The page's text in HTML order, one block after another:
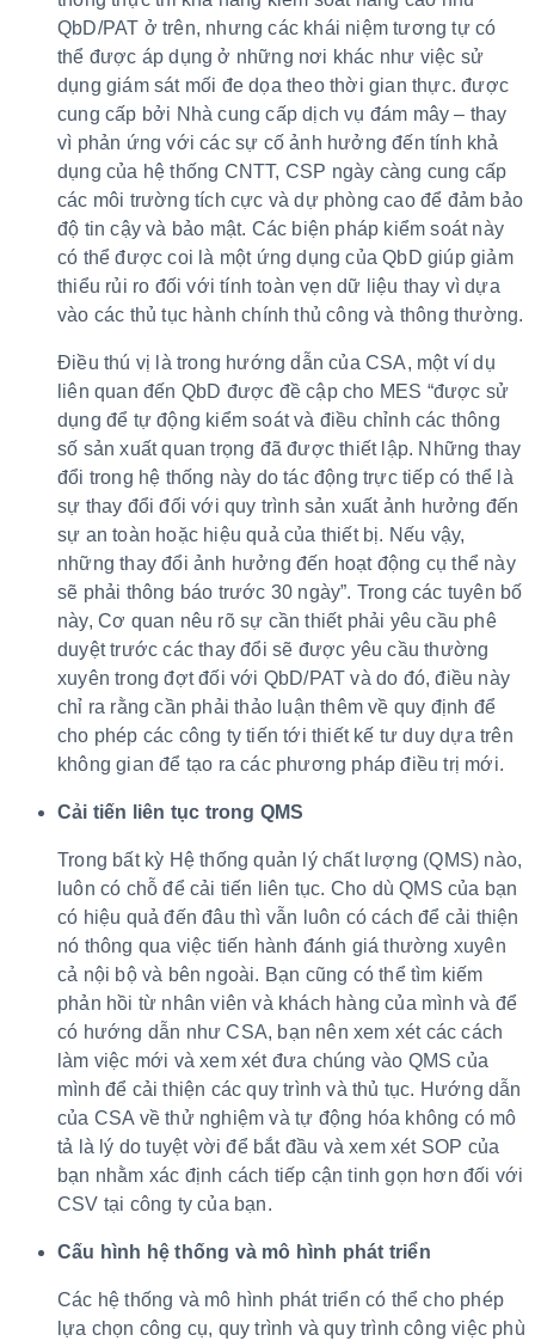
QbD/PAT ở trên, nhưng các khái niệm tương tự có
thể được áp dụng ở những nơi khác như việc sử
dụng giám sát mối đe dọa theo thời gian thực. được
cung cấp bởi Nhà cung cấp dịch vụ đám mây – thay
vì phản ứng với các sự cố ảnh hưởng đến tính khả
dụng của hệ thống CNTT, CSP ngày càng cung cấp
các môi trường tích cực và dự phòng cao để đảm bảo
độ tin cậy và bảo mật. Các biện pháp kiểm soát này
có thể được coi là một ứng dụng của QbD giúp giảm
thiểu rủi ro đối với tính toàn vẹn dữ liệu thay vì dựa
vào các thủ tục hành chính thủ công và thông thường.
Điều thú vị là trong hướng dẫn của CSA, một ví dụ
liên quan đến QbD được đề cập cho MES “được sử
dụng để tự động kiểm soát và điều chỉnh các thông
số sản xuất quan trọng đã được thiết lập. Những thay
đổi trong hệ thống này do tác động trực tiếp có thể là
sự thay đổi đối với quy trình sản xuất ảnh hưởng đến
sự an toàn hoặc hiệu quả của thiết bị. Nếu vậy,
những thay đổi ảnh hưởng đến hoạt động cụ thể này
sẽ phải thông báo trước 30 ngày”. Trong các tuyên bố
này, Cơ quan nêu rõ sự cần thiết phải yêu cầu phê
duyệt trước các thay đổi sẽ được yêu cầu thường
xuyên trong đợt đối với QbD/PAT và do đó, điều này
chỉ ra rằng cần phải thảo luận thêm về quy định để
cho phép các công ty tiến tới thiết kế tư duy dựa trên
không gian để tạo ra các phương pháp điều trị mới.
Cải tiến liên tục trong QMS
Trong bất kỳ Hệ thống quản lý chất lượng (QMS) nào,
luôn có chỗ để cải tiến liên tục. Cho dù QMS của bạn
có hiệu quả đến đâu thì vẫn luôn có cách để cải thiện
nó thông qua việc tiến hành đánh giá thường xuyên
cả nội bộ và bên ngoài. Bạn cũng có thể tìm kiếm
phản hồi từ nhân viên và khách hàng của mình và để
có hướng dẫn như CSA, bạn nên xem xét các cách
làm việc mới và xem xét đưa chúng vào QMS của
mình để cải thiện các quy trình và thủ tục. Hướng dẫn
của CSA về thử nghiệm và tự động hóa không có mô
tả là lý do tuyệt vời để bắt đầu và xem xét SOP của
bạn nhằm xác định cách tiếp cận tinh gọn hơn đối với
CSV tại công ty của bạn.
Cấu hình hệ thống và mô hình phát triển
Các hệ thống và mô hình phát triển có thể cho phép
lựa chọn công cụ, quy trình và quy trình công việc phù